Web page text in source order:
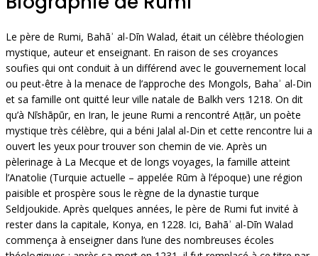
Le père de Rumi, Bahāʾ al-Dīn Walad, était un célèbre théologien
mystique, auteur et enseignant. En raison de ses croyances
soufies qui ont conduit à un différend avec le gouvernement local
ou peut-être à la menace de l’approche des Mongols, Bahaʾ al-Din
et sa famille ont quitté leur ville natale de Balkh vers 1218. On dit
qu’à Nīshāpūr, en Iran, le jeune Rumi a rencontré Aṭṭār, un poète
mystique très célèbre, qui a béni Jalal al-Din et cette rencontre lui a
ouvert les yeux pour trouver son chemin de vie. Après un
pèlerinage à La Mecque et de longs voyages, la famille atteint
l’Anatolie (Turquie actuelle – appelée Rūm à l’époque) une région
paisible et prospère sous le règne de la dynastie turque
Seldjoukide. Après quelques années, le père de Rumi fut invité à
rester dans la capitale, Konya, en 1228. Ici, Bahāʾ al-Dīn Walad
commença à enseigner dans l’une des nombreuses écoles